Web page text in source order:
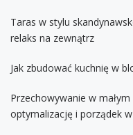
Taras w stylu
relaks na zewnątrz
Jak zbudować kuchnię w
Przechowywanie w
optymalizację i porządek